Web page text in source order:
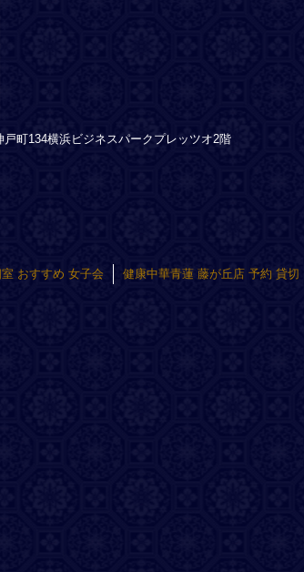
町134横浜ビジネスパークプレッツオ2階
おすすめ 女子会 健康中華青蓮 藤が丘店 予約 貸切